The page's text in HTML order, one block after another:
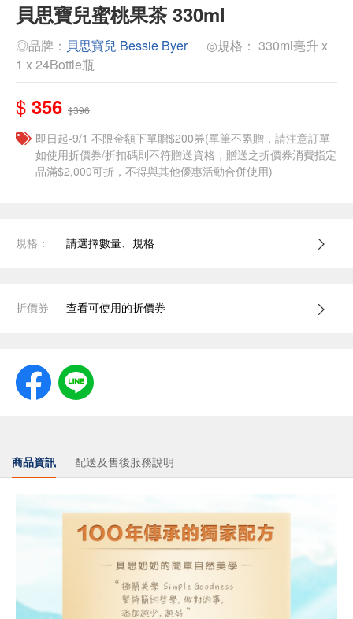
貝思寶兒蜜桃果茶 330ml
◎品牌： 貝思寶兒 Bessie Byer
◎規格： 330ml毫升 x
1 x 24Bottle瓶
$ 356 $396
即日起-9/1 不限金額下單贈$200券(單筆不累贈，請注意訂單
如使用折價券/折扣碼則不符贈送資格，贈送之折價券消費指定
品滿$2,000可折，不得與其他優惠活動合併使用)
規格： 請選擇數量、規格
折價券 查看可使用的折價券
商品資訊 配送及售後服務說明